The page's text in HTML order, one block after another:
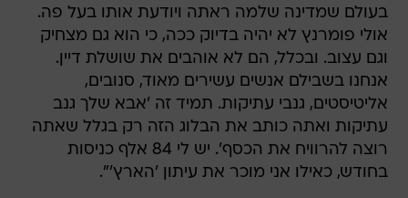
בעולם שמדינה שלמה ראתה ויודעת אותו בעל פה.
אולי פומרנץ לא יהיה בדיוק ככה, כי הוא גם מצחיק
וגם עצוב. ובכלל, הם לא אוהבים את שושלת דיין.
אנחנו בשבילם אנשים עשירים מאוד, סנובים,
אליטיסטים, גנבי עתיקות. תמיד זה 'אבא שלך גנב
עתיקות ואתה כותב את הבלוג הזה רק בגלל שאתה
רוצה להרוויח את הכסף'. יש לי 84 אלף כניסות
בחודש, כאילו אני מוכר את עיתון 'הארץ'".